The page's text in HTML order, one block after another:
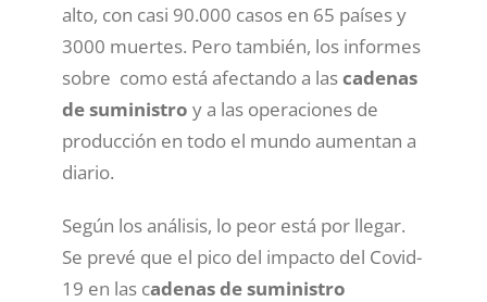
alto, con casi 90.000 casos en 65 países y
3000 muertes. Pero también, los informes
sobre como está afectando a lascadenas
de suministro y a las operaciones de
producción en todo el mundo aumentan a
diario.
Según los análisis, lo peor está por llegar.
Se prevé que el pico del impacto del Covid-
19 en las cadenas de suministro